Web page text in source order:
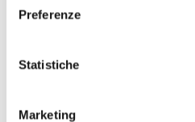
Preferenze
Statistiche
Marketing